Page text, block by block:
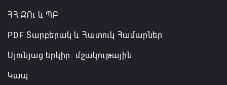
ՀՀ ԶՈւ և ՊԲ
PDF Տարբերակ և Հատուկ Համարներ
Սյունյաց երկիր. մշակութային
Կապ